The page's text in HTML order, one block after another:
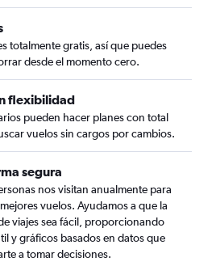
totalmente gratis, así que puedes
desde el momento cero.
flexibilidad
pueden hacer planes con total
vuelos sin cargos por cambios.
segura
nos visitan anualmente para
vuelos. Ayudamos a que la
viajes sea fácil, proporcionando
y gráficos basados en datos que
a tomar decisiones.